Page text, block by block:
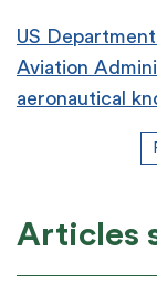
US
Aviation
aeronautical
Articles